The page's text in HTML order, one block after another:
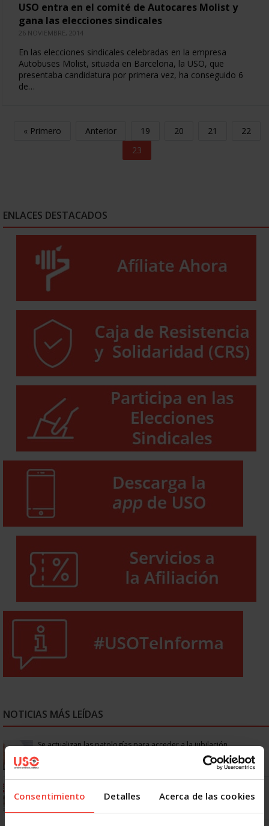
Consentimiento Detalles Acerca de las cookies
USO entra en el comité de Autocares Molist y
gana las elecciones sindicales
26 NOVIEMBRE, 2014
En las elecciones sindicales celebradas en la empresa
Autobuses Molist, situada en Barcelona, la USO, que
presentaba candidatura por primera vez, ha conseguido 6
de…
« Primero Anterior 19 20 21
22
23
ENLACES DESTACADOS
NOTICIAS MÁS LEÍDAS
Se actualizan las patologías para acceder a la jubilación